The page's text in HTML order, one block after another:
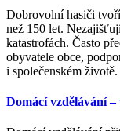
Dobrovolní hasiči
než 150 let.
katastrofách. Často
obyvatele obce,
i společenském životě.
Domácí vzdělávání